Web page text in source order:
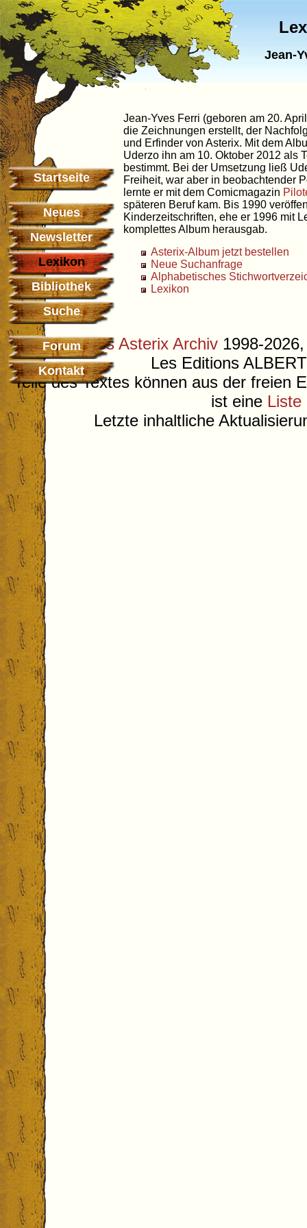
Jean-
Startseite
Neues
Newsletter
Lexikon
Bibliothek
Suche
Forum
Kontakt
Jean-Yves Ferri (geboren am 20.
die Zeichnungen erstellt, der
und Erfinder von Asterix. Mit dem
Uderzo ihn am 10. Oktober 2012 als
bestimmt. Bei der Umsetzung ließ
Freiheit, war aber in beobachtender
lernte er mit dem Comicmagazin
späteren Beruf kam. Bis 1990
Kinderzeitschriften, ehe er 1996 mit
komplettes Album herausgab.
Asterix-Album jetzt bestellen
Neue Suchanfrage
Alphabetisches
Lexikon
©Deutsches Asterix Archiv 1998-
Les Editions
Teile des Textes können aus der freien
ist eine Liste
Letzte inhaltliche